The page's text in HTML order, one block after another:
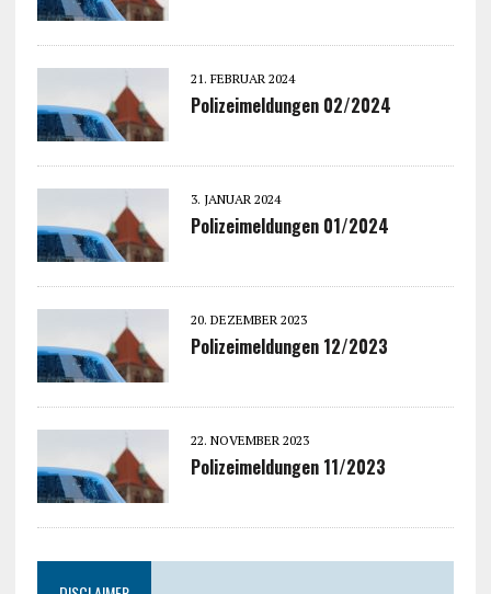
21. FEBRUAR 2024
Polizeimeldungen 02/2024
3. JANUAR 2024
Polizeimeldungen 01/2024
20. DEZEMBER 2023
Polizeimeldungen 12/2023
22. NOVEMBER 2023
Polizeimeldungen 11/2023